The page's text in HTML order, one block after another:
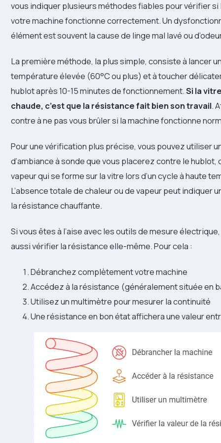
vous indiquer plusieurs méthodes fiables pour vérifier
votre machine fonctionne correctement. Un
élément est souvent la cause de linge mal lavé ou
La première méthode, la plus simple, consiste à lancer
température élevée (60°C ou plus) et à toucher
hublot après 10-15 minutes de fonctionnement.Si la
chaude, c’est que la résistance fait bien son travail.
contre à ne pas vous brûler si la machine fonctionne
Pour une vérification plus précise, vous pouvez utiliser
d’ambiance à sonde que vous placerez contre le hublot,
vapeur qui se forme sur la vitre lors d’un cycle à haute
L’absence totale de chaleur ou de vapeur peut indiquer
la résistance chauffante.
Si vous êtes à l’aise avec les outils de mesure
aussi vérifier la résistance elle-même. Pour cela :
Débranchez complètement votre machine
Accédez à la résistance (généralement située en
Utilisez un multimètre pour mesurer la continuité
Une résistance en bon état affichera une valeur